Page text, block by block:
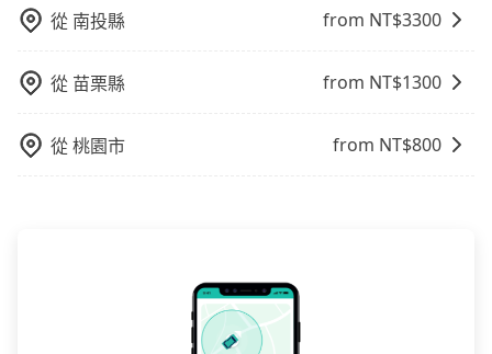
查，甚至還要先自行加滿油，如遇到不肖業者，還車時
乘車前一天下午五點以前完成預約，隔天保證出車。如
需公司報帳打統編，在結帳時可以受理，並於乘車後一
週內寄出電子收據。
從 南投縣 from NT$3300
從 苗栗縣 from NT$1300
從桃園市 from NT$800